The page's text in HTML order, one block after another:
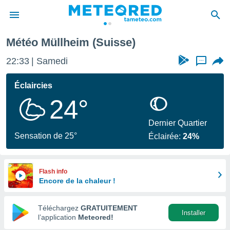
de
en
Météo Müllheim (Suisse)
22:33 Samedi ...
Éclaircies
24°
Sensation de 25°
Dernier Quartier
Éclairée:24%
Flash info
Encore de la chaleur !
Téléchargez GRATUITEMENT
l’application Meteored!
Installer